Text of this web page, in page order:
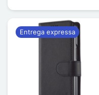
Entrega expressa